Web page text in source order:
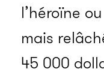
l’héroïne
mais
45 000